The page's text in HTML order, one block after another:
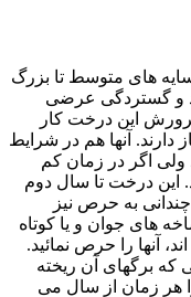
های متوسط تا بزرگ
تا 18 متر می رسد و گستردگی عرضی
خواهد بود. پرورش این درخت کار
دارند. آنها هم در شرایط
ولی اگر در زمان کم
این درخت تا سال دوم
چندانی به حرص نیز
های جوان و یا کوتاه
آنها را حرص نمائید.
که برگهای آن ریخته
هر زمان از سال می